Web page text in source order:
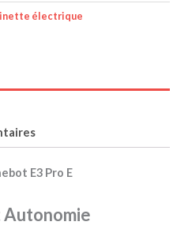
électrique
E3 Pro E